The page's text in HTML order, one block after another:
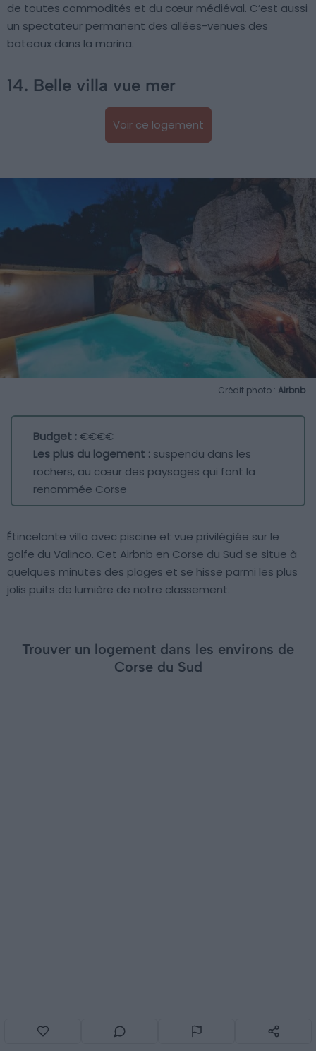
de toutes commodités et du cœur médiéval. C’est aussi
un spectateur permanent des allées-venues des
bateaux dans la marina.
14. Belle villa vue mer
Voir ce logement
Crédit photo : Airbnb
Budget :€€€€
Les plus du logement : suspendu dans les
rochers, au cœur des paysages qui font la
renommée Corse
Étincelante villa avec piscine et vue privilégiée sur le
golfe du Valinco. Cet Airbnb en Corse du Sud se situe à
quelques minutes des plages et se hisse parmi les plus
jolis puits de lumière de notre classement.
Trouver un logement dans les environs de
Corse du Sud